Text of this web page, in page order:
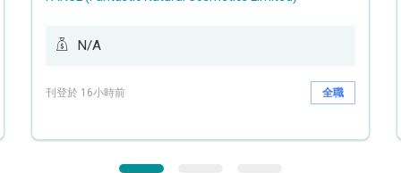
N/A
刊登於 16小時前 全職